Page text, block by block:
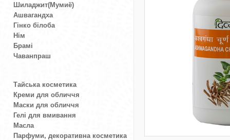
Шиладжит(Мумиё)
Ашвагандха
Гінко білоба
Нім
Брамі
Чаванпраш
Тайська косметика
Креми для обличчя
Маски для обличчя
Гелі для вмивання
Масла
Парфуми, декоративна косметика